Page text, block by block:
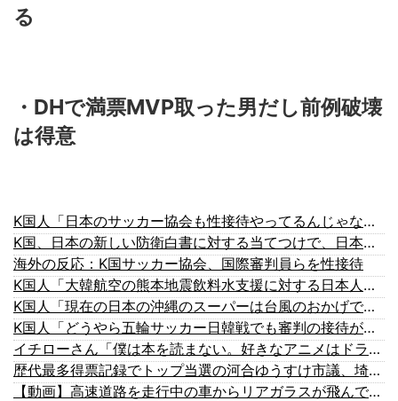
る
・DHで満票MVP取った男だし前例破壊
は得意
K国人「日本のサッカー協会も性接待やってるんじゃないですか？」
K国、日本の新しい防衛白書に対する当てつけで、日本の制止も聞かず日本の領土で軍事訓練を強行
海外の反応：K国サッカー協会、国際審判員らを性接待
K国人「大韓航空の熊本地震飲料水支援に対する日本人の反応をご覧ください・・・」→「」
K国人「現在の日本の沖縄のスーパーは台風のおかげでこうなりました」
K国人「どうやら五輪サッカー日韓戦でも審判の接待があった模様…」→「メダル剥奪なのでは…？（ブルブル」＝K国の反応
イチローさん「僕は本を読まない。好きなアニメはドラゴンボール」【海外の反応】
歴代最多得票記録でトップ当選の河合ゆうすけ市議、埼玉知事選（来年８月）に立候補表明！「埼玉県の外国人問題を解決するには、知事選で保守の政治家が立ち上がるしかない」保守一本化を訴え
【動画】高速道路を走行中の車からリアガラスが飛んでくる事故(ﾟoﾟ)